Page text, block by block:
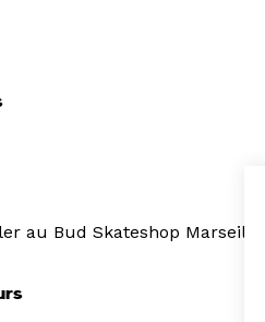
au Bud Skateshop Marseille